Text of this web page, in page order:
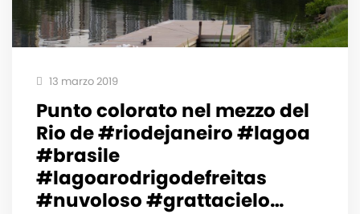
13 marzo 2019
Punto colorato nel mezzo del
Rio de #riodejaneiro #lagoa
#brasile
#lagoarodrigodefreitas
#nuvoloso #grattacielo…